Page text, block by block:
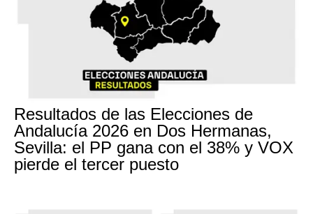
Resultados de las Elecciones de
Andalucía 2026 en Dos Hermanas,
Sevilla: el PP gana con el 38% y VOX
pierde el tercer puesto